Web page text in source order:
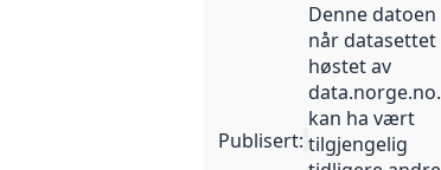
Publisert:
Denne datoen
når datasettet
høstet av
kan ha vært
tilgjengelig